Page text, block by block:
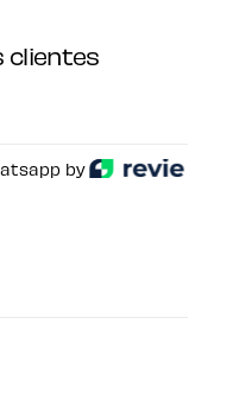
clientes
by